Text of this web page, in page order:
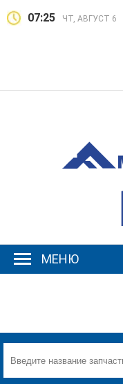
07:25 ЧТ, АВГУСТ 6
МЕНЮ